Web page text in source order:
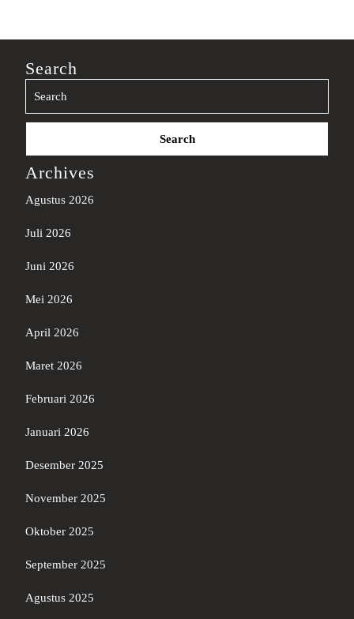
Search
Search
Archives
Agustus 2026
Juli 2026
Juni 2026
Mei 2026
April 2026
Maret 2026
Februari 2026
Januari 2026
Desember 2025
November 2025
Oktober 2025
September 2025
Agustus 2025